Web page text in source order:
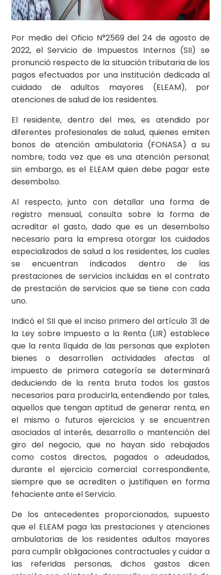
Por medio del Oficio N°2569 del 24 de agosto de
2022, el Servicio de Impuestos Internos (SII) se
pronunció respecto de la situación tributaria de los
pagos efectuados por una institución dedicada al
cuidado de adultos mayores (ELEAM), por
atenciones de salud de los residentes.
El residente, dentro del mes, es atendido por
diferentes profesionales de salud, quienes emiten
bonos de atención ambulatoria (FONASA) a su
nombre, toda vez que es una atención personal;
sin embargo, es el ELEAM quien debe pagar este
desembolso.
Al respecto, junto con detallar una forma de
registro mensual, consulta sobre la forma de
acreditar el gasto, dado que es un desembolso
necesario para la empresa otorgar los cuidados
especializados de salud a los residentes, los cuales
se encuentran indicados dentro de las
prestaciones de servicios incluidas en el contrato
de prestación de servicios que se tiene con cada
uno.
Indicó el SII que el inciso primero del artículo 31 de
la Ley sobre Impuesto a la Renta (LIR) establece
que la renta líquida de las personas que exploten
bienes o desarrollen actividades afectas al
impuesto de primera categoría se determinará
deduciendo de la renta bruta todos los gastos
necesarios para producirla, entendiendo por tales,
aquellos que tengan aptitud de generar renta, en
el mismo o futuros ejercicios y se encuentren
asociados al interés, desarrollo o mantención del
giro del negocio, que no hayan sido rebajados
como costos directos, pagados o adeudados,
durante el ejercicio comercial correspondiente,
siempre que se acrediten o justifiquen en forma
fehaciente ante el Servicio.
De los antecedentes proporcionados, supuesto
que el ELEAM paga las prestaciones y atenciones
ambulatorias de los residentes adultos mayores
para cumplir obligaciones contractuales y cuidar a
las referidas personas, dichos gastos dicen